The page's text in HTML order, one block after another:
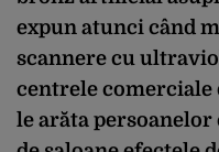
expun atunci când
scannere cu
centrele comerciale
le arăta